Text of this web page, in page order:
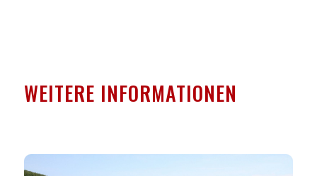
WEITERE INFORMATIONEN